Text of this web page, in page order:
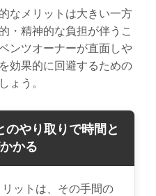
なメリットは大きい一方
・精神的な負担が伴うこ
ンツオーナーが直面しや
効果的に回避するための
ょう。
のやり取りで時間と
かる
ットは、その手間の